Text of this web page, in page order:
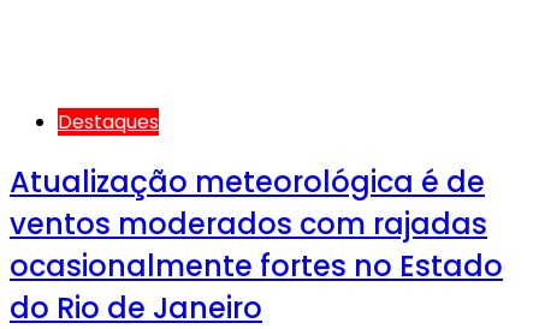
Destaques
Atualização meteorológica é de
ventos moderados com rajadas
ocasionalmente fortes no Estado
do Rio de Janeiro